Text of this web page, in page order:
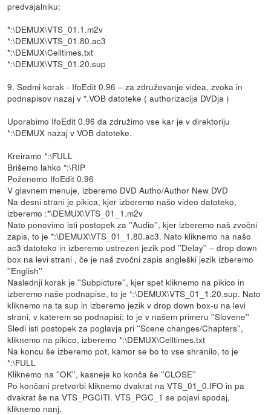
predvajalniku:
*:\DEMUX\VTS_01.1.m2v
*:\DEMUX\VTS_01.80.ac3
*:\DEMUX\Celltimes.txt
*:\DEMUX\VTS_01.20.sup
9. Sedmi korak - IfoEdit 0.96 – za združevanje videa, zvoka in
podnapisov nazaj v *.VOB datoteke ( authorizacija DVDja )
Uporabimo IfoEdit 0.96 da združimo vse kar je v direktoriju
*:\DEMUX nazaj v VOB datoteke.
Kreiramo *:\FULL
Brišemo lahko *:\RIP
Poženemo IfoEdit 0.96
V glavnem menuje, izberemo DVD Autho/Author New DVD
Na desni strani je pikica, kjer izberemo našo video datoteko,
izberemo :*\DEMUX\VTS_01_1.m2v
Nato ponovimo isti postopek za ''Audio'', kjer izberemo naš zvočni
zapis, to je *:\DEMUX\VTS_01_1.80.ac3. Nato kliknemo na našo
ac3 datoteko in izberemo ustrezen jezik pod ''Delay'' – drop down
box na levi strani , če je naš zvočni zapis angleški jezik izberemo
''English''
Naslednji korak je ''Subpicture'', kjer spet kliknemo na pikico in
izberemo naše podnapise, to je *:\DEMUX\VTS_01_1.20.sup. Nato
kliknemo na ta sup in izberemo jezik v drop down box-u na levi
strani, v katerem so podnapisi; to je v našem primeru ''Slovene''
Sledi isti postopek za poglavja pri ''Scene changes/Chapters'',
kliknemo na pikico, izberemo *:\DEMUX\Celltimes.txt
Na koncu še izberemo pot, kamor se bo to vse shranilo, to je
*:\FULL
Kliknemo na ''OK'', kasneje ko konča še ''CLOSE''
Po končani pretvorbi kliknemo dvakrat na VTS_01_0.IFO in pa
dvakrat še na VTS_PGCITI. VTS_PGC_1 se pojavi spodaj,
kliknemo nanj.